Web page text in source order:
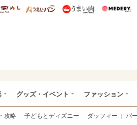
ィズニー特集
うまいめし うまいパン うまい肉
グッズ・イベント ファッション
攻略 子どもとディズニー ダッフィー パ